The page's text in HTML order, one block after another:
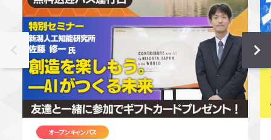
オープンキャンパス